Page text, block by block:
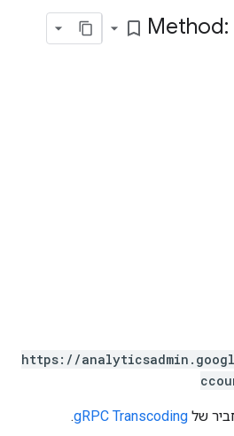
bookmark_border
https://
gRPC Transcoding
.